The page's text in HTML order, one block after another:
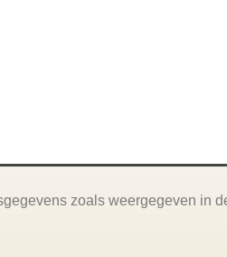
zoals weergegeven in